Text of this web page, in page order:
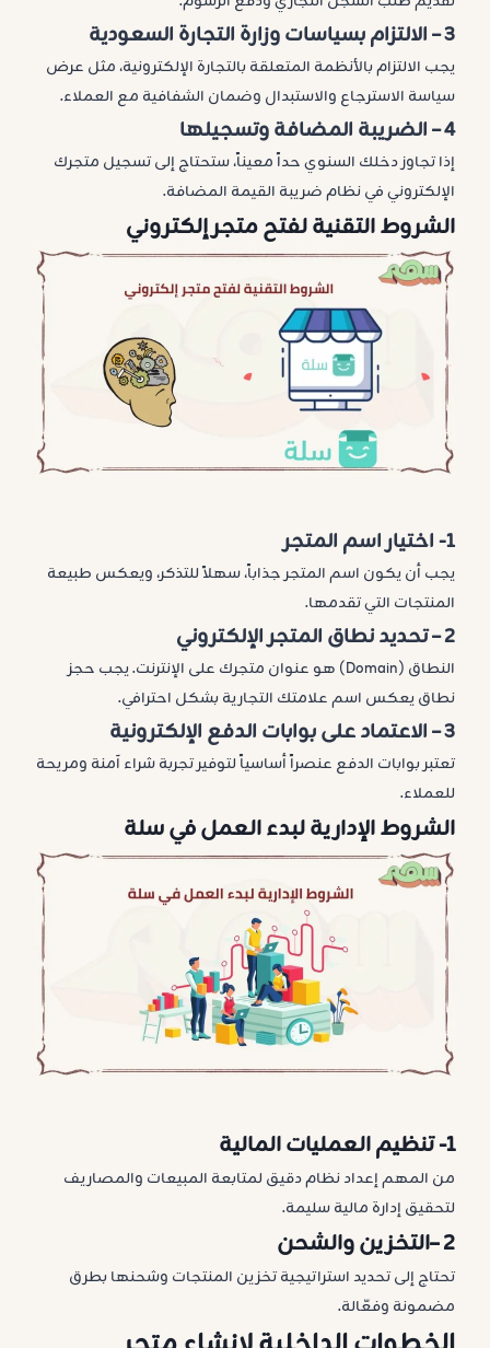
3 – الالتزام بسياسات وزارة التجارة السعودية
يجب الالتزام بالأنظمة المتعلقة بالتجارة الإلكترونية، مثل عرض
سياسة الاسترجاع والاستبدال وضمان الشفافية مع العملاء.
4 – الضريبة المضافة وتسجيلها
إذا تجاوز دخلك السنوي حداً معيناً، ستحتاج إلى تسجيل متجرك
الإلكتروني في نظام ضريبة القيمة المضافة.
الشروط التقنية لفتح متجر إلكتروني
1- اختيار اسم المتجر
يجب أن يكون اسم المتجر جذاباً، سهلاً للتذكر، ويعكس طبيعة
المنتجات التي تقدمها.
2 – تحديد نطاق المتجر الإلكتروني
النطاق (Domain) هو عنوان متجرك على الإنترنت. يجب حجز
نطاق يعكس اسم علامتك التجارية بشكل احترافي.
3 – الاعتماد على بوابات الدفع الإلكترونية
تعتبر بوابات الدفع عنصراً أساسياً لتوفير تجربة شراء آمنة ومريحة
للعملاء.
الشروط الإدارية لبدء العمل في سلة
1- تنظيم العمليات المالية
من المهم إعداد نظام دقيق لمتابعة المبيعات والمصاريف
لتحقيق إدارة مالية سليمة.
2 – التخزين والشحن
تحتاج إلى تحديد استراتيجية تخزين المنتجات وشحنها بطرق
مضمونة وفعّالة.